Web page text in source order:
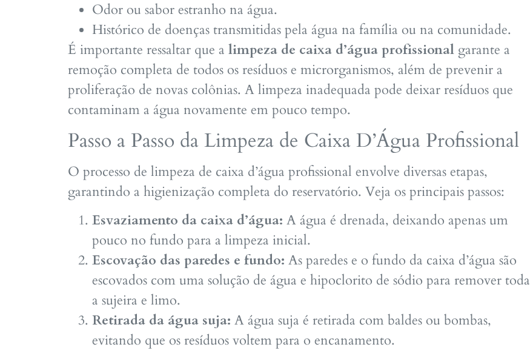
Odor ou sabor estranho na água.
Histórico de doenças transmitidas pela água na família ou na comunidade.
É importante ressaltar que a limpeza de caixa d’água profissional garante a
remoção completa de todos os resíduos e microrganismos, além de prevenir a
proliferação de novas colônias. A limpeza inadequada pode deixar resíduos que
contaminam a água novamente em pouco tempo.
Passo a Passo da Limpeza de Caixa D’Água Profissional
O processo de limpeza de caixa d’água profissional envolve diversas etapas,
garantindo a higienização completa do reservatório. Veja os principais passos:
Esvaziamento da caixa d’água: A água é drenada, deixando apenas um
pouco no fundo para a limpeza inicial.
Escovação das paredes e fundo: As paredes e o fundo da caixa d’água são
escovados com uma solução de água e hipoclorito de sódio para remover toda
a sujeira e limo.
Retirada da água suja: A água suja é retirada com baldes ou bombas,
evitando que os resíduos voltem para o encanamento.